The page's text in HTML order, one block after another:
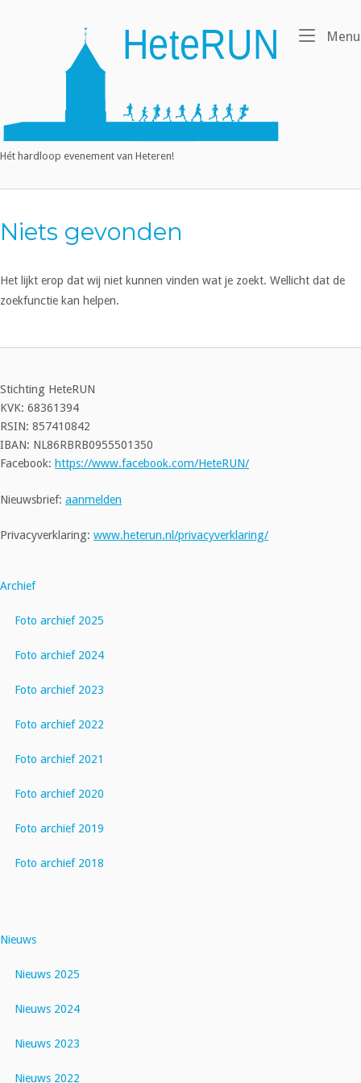
Hét hardloop evenement van Heteren!
Menu
Niets gevonden
Het lijkt erop dat wij niet kunnen vinden wat je zoekt. Wellicht dat de
zoekfunctie kan helpen.
Stichting HeteRUN
KVK: 68361394
RSIN: 857410842
IBAN: NL86RBRB0955501350
Facebook: https://www.facebook.com/HeteRUN/
Nieuwsbrief: aanmelden
Privacyverklaring: www.heterun.nl/privacyverklaring/
Archief
Foto archief 2025
Foto archief 2024
Foto archief 2023
Foto archief 2022
Foto archief 2021
Foto archief 2020
Foto archief 2019
Foto archief 2018
Nieuws
Nieuws 2025
Nieuws 2024
Nieuws 2023
Nieuws 2022